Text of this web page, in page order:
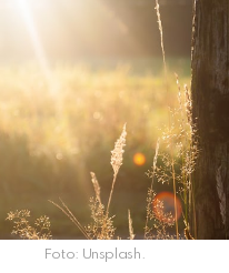
Foto: Unsplash.